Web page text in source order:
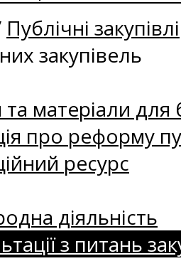
Публічні закупівлі
закупівель
матеріали для
про реформу
ресурс
діяльність
з питань